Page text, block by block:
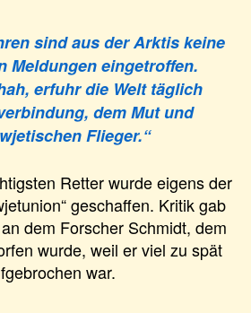
sind aus der Arktis keine
Meldungen eingetroffen.
erfuhr die Welt täglich
dem Mut und
Flieger.“
Retter wurde eigens der
geschaffen. Kritik gab
dem Forscher Schmidt, dem
wurde, weil er viel zu spät
war.